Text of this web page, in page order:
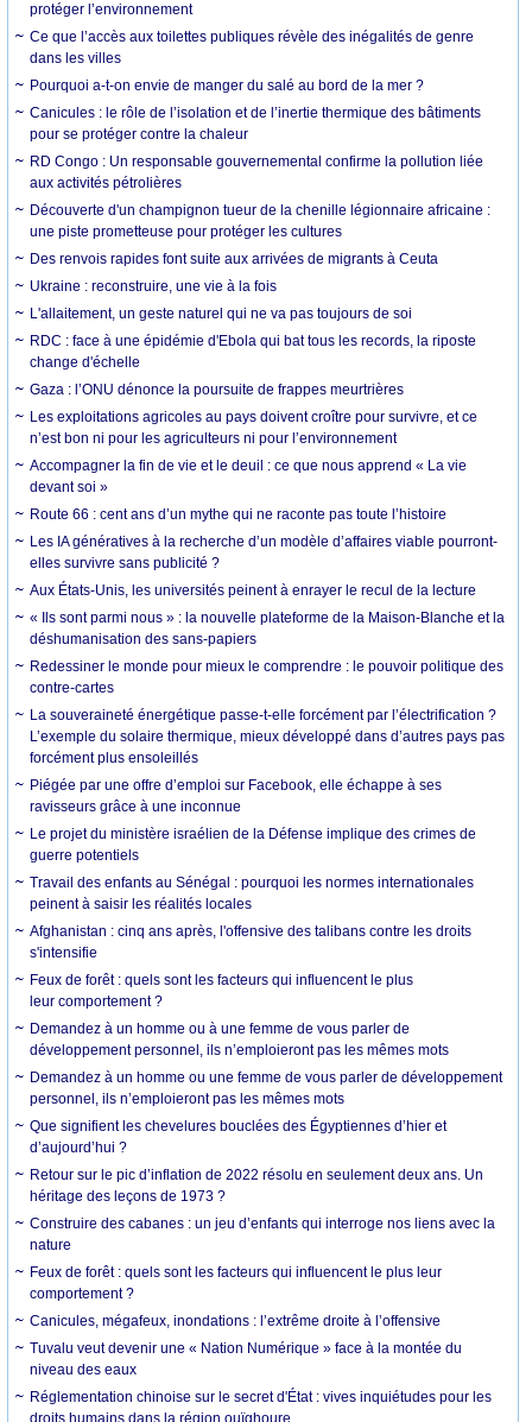
protéger l’environnement
Ce que l’accès aux toilettes publiques révèle des inégalités de genre
dans les villes
Pourquoi a-t-on envie de manger du salé au bord de la mer ?
Canicules : le rôle de l’isolation et de l’inertie thermique des bâtiments
pour se protéger contre la chaleur
RD Congo : Un responsable gouvernemental confirme la pollution liée
aux activités pétrolières
Découverte d'un champignon tueur de la chenille légionnaire africaine :
une piste prometteuse pour protéger les cultures
Des renvois rapides font suite aux arrivées de migrants à Ceuta
Ukraine : reconstruire, une vie à la fois
L'allaitement, un geste naturel qui ne va pas toujours de soi
RDC : face à une épidémie d'Ebola qui bat tous les records, la riposte
change d'échelle
Gaza : l’ONU dénonce la poursuite de frappes meurtrières
Les exploitations agricoles au pays doivent croître pour survivre, et ce
n’est bon ni pour les agriculteurs ni pour l’environnement
Accompagner la fin de vie et le deuil : ce que nous apprend « La vie
devant soi »
Route 66 : cent ans d’un mythe qui ne raconte pas toute l’histoire
Les IA génératives à la recherche d’un modèle d’affaires viable pourront-
elles survivre sans publicité ?
Aux États-Unis, les universités peinent à enrayer le recul de la lecture
« Ils sont parmi nous » : la nouvelle plateforme de la Maison-Blanche et la
déshumanisation des sans-papiers
Redessiner le monde pour mieux le comprendre : le pouvoir politique des
contre-cartes
La souveraineté énergétique passe-t-elle forcément par l’électrification ?
L’exemple du solaire thermique, mieux développé dans d’autres pays pas
forcément plus ensoleillés
Piégée par une offre d’emploi sur Facebook, elle échappe à ses
ravisseurs grâce à une inconnue
Le projet du ministère israélien de la Défense implique des crimes de
guerre potentiels
Travail des enfants au Sénégal : pourquoi les normes internationales
peinent à saisir les réalités locales
Afghanistan : cinq ans après, l'offensive des talibans contre les droits
s'intensifie
Feux de forêt : quels sont les facteurs qui influencent le plus
leur comportement ?
Demandez à un homme ou à une femme de vous parler de
développement personnel, ils n’emploieront pas les mêmes mots
Demandez à un homme ou une femme de vous parler de développement
personnel, ils n’emploieront pas les mêmes mots
Que signifient les chevelures bouclées des Égyptiennes d’hier et
d’aujourd’hui ?
Retour sur le pic d’inflation de 2022 résolu en seulement deux ans. Un
héritage des leçons de 1973 ?
Construire des cabanes : un jeu d’enfants qui interroge nos liens avec la
nature
Feux de forêt : quels sont les facteurs qui influencent le plus leur
comportement ?
Canicules, mégafeux, inondations : l’extrême droite à l’offensive
Tuvalu veut devenir une « Nation Numérique » face à la montée du
niveau des eaux
Réglementation chinoise sur le secret d'État : vives inquiétudes pour les
droits humains dans la région ouïghoure